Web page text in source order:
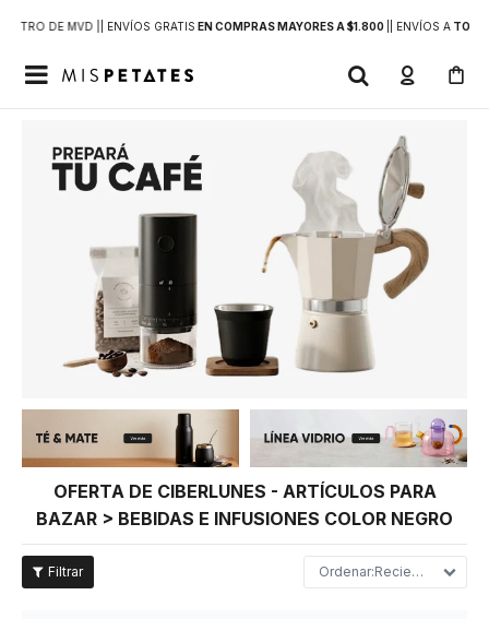
DE MVD | | ENVÍOS GRATIS EN COMPRAS MAYORES A $1.800 | ENVÍOS ATODO

OFERTA DE CIBERLUNES - ARTÍCULOS PARA
BAZAR > BEBIDAS E INFUSIONES COLOR NEGRO
Recientes